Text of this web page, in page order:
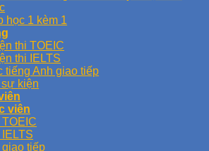
học 1 kèm 1
thi TOEIC
thi IELTS
tiếng Anh giao tiếp
kiện
viên
giao tiếp